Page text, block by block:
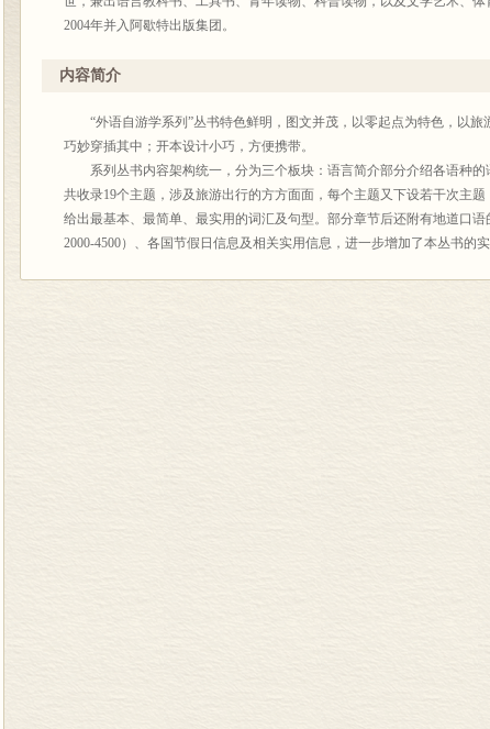
2004年并入阿歇特出版集团。
内容简介
“外语自游学系列”丛书特色鲜明，图文并茂，以零起点为特色，以旅
巧妙穿插其中；开本设计小巧，方便携带。
系列丛书内容架构统一，分为三个板块：语言简介部分介绍各语种的
共收录19个主题，涉及旅游出行的方方面面，每个主题又下设若干次主
给出最基本、最简单、最实用的词汇及句型。部分章节后还附有地道口
2000-4500）、各国节假日信息及相关实用信息，进一步增加了本丛书的